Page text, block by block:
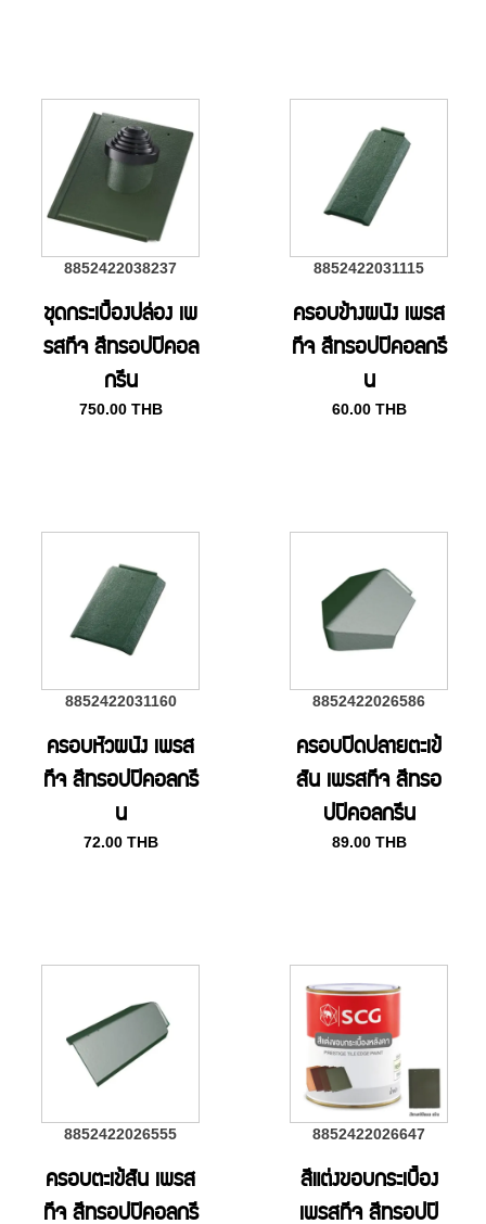
8852422038237
ชุดกระเบื้องปล่อง เพ
รสทีจ สีทรอปปิคอล
กรีน
750.00 THB
8852422031115
ครอบข้างผนัง เพรส
ทีจ สีทรอปปิคอลกรี
น
60.00 THB
8852422031160
ครอบหัวผนัง เพรส
ทีจ สีทรอปปิคอลกรี
น
72.00 THB
8852422026586
ครอบปิดปลายตะเข้
สัน เพรสทีจ สีทรอ
ปปิคอลกรีน
89.00 THB
8852422026555
ครอบตะเข้สัน เพรส
ทีจ สีทรอปปิคอลกรี
8852422026647
สีแต่งขอบกระเบื้อง
เพรสทีจ สีทรอปปิ